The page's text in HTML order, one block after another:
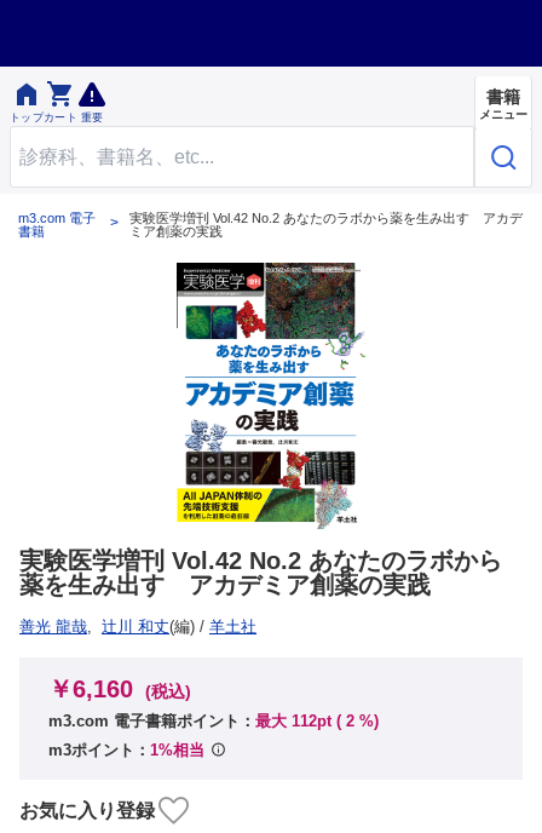

トップ

カート 重要
書籍
メニュー
m3.com 電子
書籍
実験医学増刊 Vol.42 No.2 あなたのラボから薬を生み出す アカデ
ミア創薬の実践
実験医学増刊 Vol.42 No.2 あなたのラボから
薬を生み出す アカデミア創薬の実践
善光 龍哉, 辻川 和丈(編) / 羊土社
￥6,160 (税込)
m3.com 電子書籍ポイント： 最大 112pt ( 2 %)
m3ポイント： 1%相当
お気に入り登録